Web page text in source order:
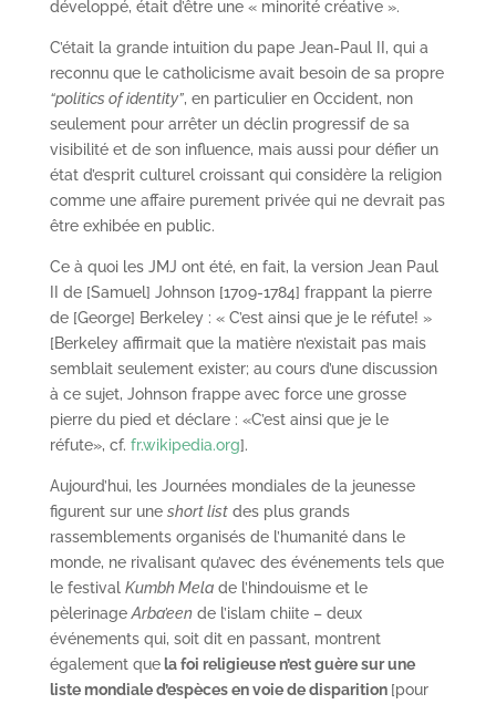
développé, était d’être une « minorité créative ».
C’était la grande intuition du pape Jean-Paul II, qui a
reconnu que le catholicisme avait besoin de sa propre
“politics of identity”, en particulier en Occident, non
seulement pour arrêter un déclin progressif de sa
visibilité et de son influence, mais aussi pour défier un
état d’esprit culturel croissant qui considère la religion
comme une affaire purement privée qui ne devrait pas
être exhibée en public.
Ce à quoi les JMJ ont été, en fait, la version Jean Paul
II de [Samuel] Johnson [1709-1784] frappant la pierre
de [George] Berkeley : « C’est ainsi que je le réfute! »
[Berkeley affirmait que la matière n’existait pas mais
semblait seulement exister; au cours d’une discussion
à ce sujet, Johnson frappe avec force une grosse
pierre du pied et déclare : «C’est ainsi que je le
réfute», cf. fr.wikipedia.org].
Aujourd’hui, les Journées mondiales de la jeunesse
figurent sur une short listdes plus grands
rassemblements organisés de l’humanité dans le
monde, ne rivalisant qu’avec des événements tels que
le festival Kumbh Melade l’hindouisme et le
pèlerinageArba’eende l’islam chiite – deux
événements qui, soit dit en passant, montrent
également quela foi religieuse n’est guère sur une
liste mondiale d’espèces en voie de disparition [pour